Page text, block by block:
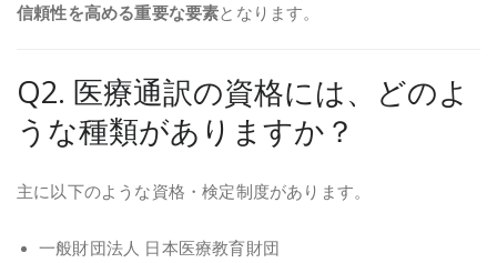
信頼性を高める重要な要素となります。
Q2. 医療通訳の資格には、どのよ
うな種類がありますか？
主に以下のような資格・検定制度があります。
一般財団法人 日本医療教育財団